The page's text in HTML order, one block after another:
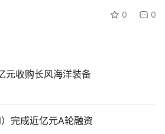
注册
0 0
元收购长风海洋装备
完成近亿元A轮融资